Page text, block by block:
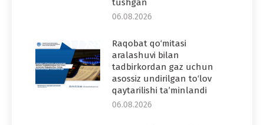
tushgan
06.08.2026
Raqobat qo‘mitasi
aralashuvi bilan
tadbirkordan gaz uchun
asossiz undirilgan to‘lov
qaytarilishi ta’minlandi
06.08.2026